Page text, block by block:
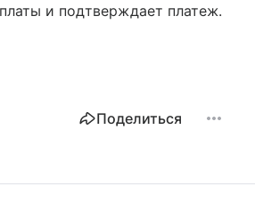
и подтверждает платеж.
Поделиться